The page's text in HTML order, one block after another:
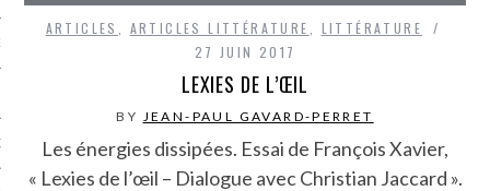
EN VOD
ARTICLES ARTICLES LITTÉRATURE
LITTÉRATURE
27 JUIN 2017
LEXIES DE L’ŒIL
BY JEAN-PAUL GAVARD-PERRET
Les énergies dissipées. Essai de François Xavier,
« Lexies de l’œil – Dialogue avec Christian Jaccard ».